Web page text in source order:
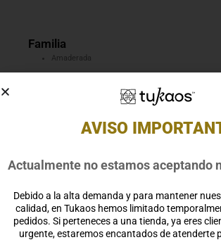
Familia
Amaderada
Nota de Corazón
Haba Tonka, Cedro y Almizcle Blanco.
Ingredientes
Alcohol denat, Aqua, Parfum, PPG-7, Limonene,
Coumarin, Citral, Citronellol, Geraniol, Alpha-
AVISO
Actualmente no estamos aceptando
Debido a la alta demanda y para mantener
calidad, en Tukaos hemos limitado
pedidos. Si perteneces a una tienda, ya eres
urgente, estaremos encantados de atenderte